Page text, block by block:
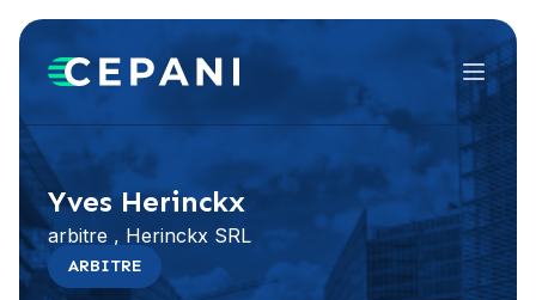
Menu
LinkedIn
Yves Herinckx
arbitre , Herinckx SRL
ARBITRE